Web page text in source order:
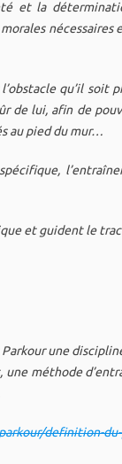
et la
nécessaires
qu’il soit
de lui, afin de
au pied du mur…
et guident le
une
méthode
definition-